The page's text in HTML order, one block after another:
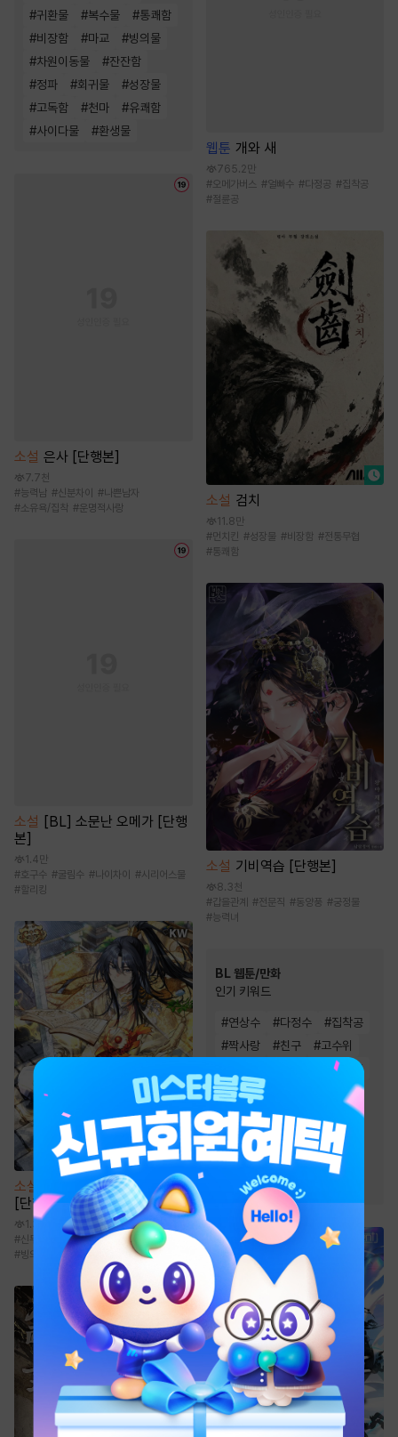
#귀환물 #복수물 #통쾌함
#비장함 #마교 #빙의물
#차원이동물 #잔잔함
#정파 #회귀물 #성장물
#고독함 #천마 #유쾌함
#사이다물 #환생물
소설 은사 [단행본]
7.7천
#능력남 #신분차이 #나쁜남자
#소유욕/집착 #운명적사랑
소설
[BL] 소문난 오메가 [단행
본]
1.4만
#호구수 #굴림수 #나이차이 #시리어스물
# 할리킹
소설
기연 독식으로 무림 지존
[단행본]
1.3만
#신무협 먼치킨 #성장물 # 사이다물
#빙의물
웹툰 개와 새
765.2만
#오메가버스 #얼빠수 #다정공 #집착공
#절륜공
소설 검치
11.8만
#먼치킨 #성장물 #비장함 #전통무협
#통쾌함
소설 기비역습 [단행본]
8.3천
#갑을관계 #전문직 #동양풍 #궁정물
#능력녀
BL 웹툰/만화
인기 키워드
#연상수 #다정수 #집착공
#짝사랑 #친구 #고수위
절륜공
#친구>연인
#미남공 #하드코어
#연하공 미인수
동거
#상처수 #대형견공
츤데레수 #강공